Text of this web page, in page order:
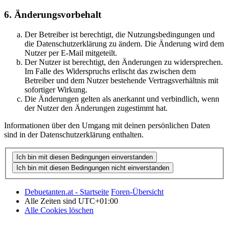
6. Änderungsvorbehalt
Der Betreiber ist berechtigt, die Nutzungsbedingungen und
die Datenschutzerklärung zu ändern. Die Änderung wird dem
Nutzer per E-Mail mitgeteilt.
Der Nutzer ist berechtigt, den Änderungen zu widersprechen.
Im Falle des Widerspruchs erlischt das zwischen dem
Betreiber und dem Nutzer bestehende Vertragsverhältnis mit
sofortiger Wirkung.
Die Änderungen gelten als anerkannt und verbindlich, wenn
der Nutzer den Änderungen zugestimmt hat.
Informationen über den Umgang mit deinen persönlichen Daten
sind in der Datenschutzerklärung enthalten.
Debuetanten.at - Startseite Foren-Übersicht
Alle Zeiten sind UTC+01:00
Alle Cookies löschen